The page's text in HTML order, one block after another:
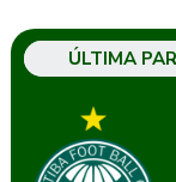
ÚLTIMA